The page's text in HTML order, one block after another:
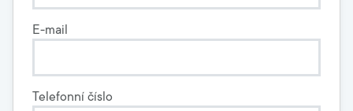
E-mail
Telefonní číslo